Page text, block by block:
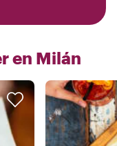
en Milán